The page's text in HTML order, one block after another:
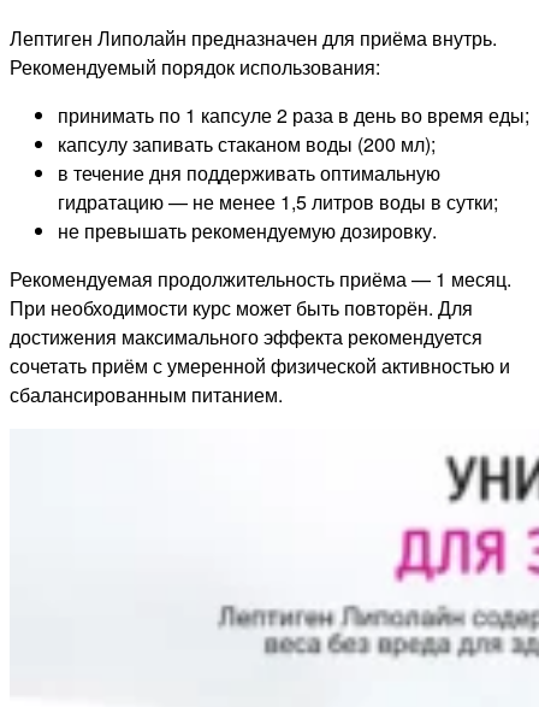
Лептиген Липолайн предназначен для приёма внутрь.
Рекомендуемый порядок использования:
принимать по 1 капсуле 2 раза в день во время еды;
капсулу запивать стаканом воды (200 мл);
в течение дня поддерживать оптимальную
гидратацию — не менее 1,5 литров воды в сутки;
не превышать рекомендуемую дозировку.
Рекомендуемая продолжительность приёма — 1 месяц.
При необходимости курс может быть повторён. Для
достижения максимального эффекта рекомендуется
сочетать приём с умеренной физической активностью и
сбалансированным питанием.